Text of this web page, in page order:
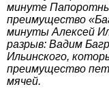
минуте
преимущество
минуты Алексей
разрыв: Вадим
Ильинского,
преимущество
мячей.